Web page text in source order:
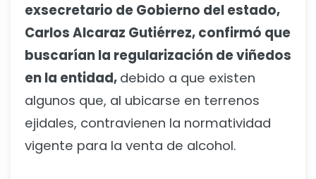
exsecretario de Gobierno del estado,
Carlos Alcaraz Gutiérrez, confirmó que
buscarían la regularización de viñedos
en la entidad, debido a que existen
algunos que, al ubicarse en terrenos
ejidales, contravienen la normatividad
vigente para la venta de alcohol.